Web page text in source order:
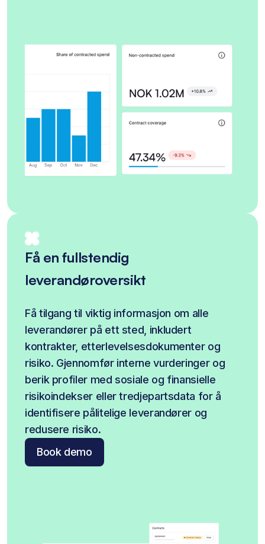
Få en fullstendig
leverandøroversikt
Få tilgang til viktig informasjon om alle
leverandører på ett sted, inkludert
kontrakter, etterlevelsesdokumenter og
risiko. Gjennomfør interne vurderinger og
berik profiler med sosiale og finansielle
risikoindekser eller tredjepartsdata for å
identifisere pålitelige leverandører og
redusere risiko.
Book demo